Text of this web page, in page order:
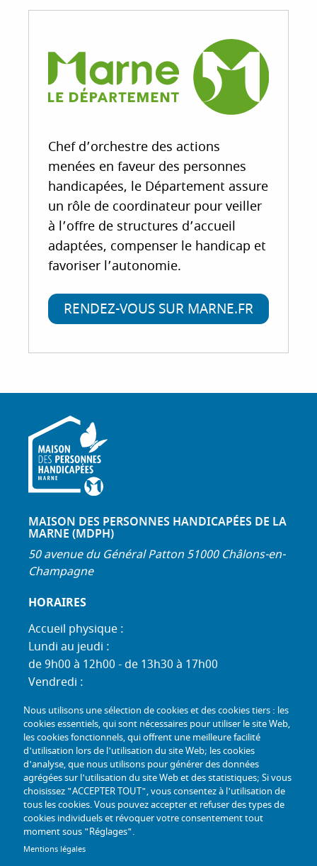
Chef d’orchestre des actions
menées en faveur des personnes
handicapées, le Département assure
un rôle de coordinateur pour veiller
à l’offre de structures d’accueil
adaptées, compenser le handicap et
favoriser l’autonomie.
RENDEZ-VOUS SUR MARNE.FR
MAISON DES PERSONNES HANDICAPÉES DE LA
MARNE (MDPH)
50 avenue du Général Patton 51000 Châlons-en-
Champagne
HORAIRES
Accueil physique :
Lundi au jeudi :
de 9h00 à 12h00 - de 13h30 à 17h00
Vendredi :
Standard téléphonique :
Lundi au jeudi :
de 9h00 à 12h30 - de 13h30 à 17h00
Vendredi :
de 9h00 à 12h30 - de 13h30 à 16h30
TÉL :+33 (0) 3 26 26 06 06
COURRIEL : accueil@mdph51.fr
Nous utilisons une sélection de cookies et des cookies tiers : les
cookies essentiels, qui sont nécessaires pour utiliser le site Web,
les cookies fonctionnels, qui offrent une meilleure facilité
d'utilisation lors de l'utilisation du site Web; les cookies
d'analyse, que nous utilisons pour générer des données
agrégées sur l'utilisation du site Web et des statistiques; Si vous
choisissez "ACCEPTER TOUT", vous consentez à l'utilisation de
tous les cookies. Vous pouvez accepter et refuser des types de
cookies individuels et révoquer votre consentement tout
moment sous "Réglages".
Mentions légales